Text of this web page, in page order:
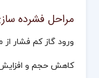
مراحل فشرده‌
ورود گاز کم‌ فشار
کاهش حجم و